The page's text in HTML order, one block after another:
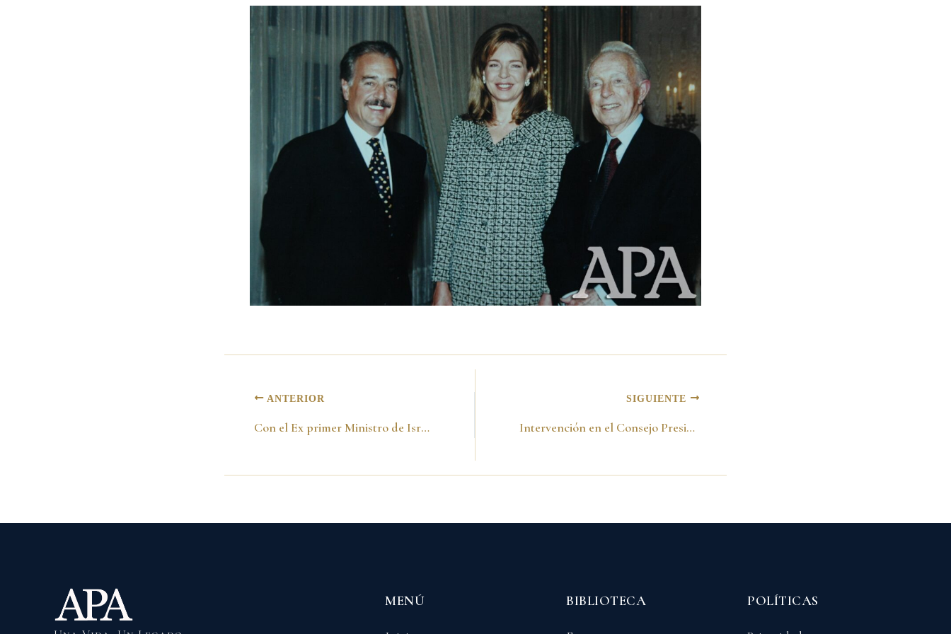
ANTERIOR
Con el Ex primer Ministro de Israel y Nobel de Paz Shimon Peres. Lima 28 de julio del 2001
SIGUIENTE
Intervención en el Consejo Presidencial Andino. Valencia-Venezuela 22 de junio del 2001
MENÚ BIBLIOTECA POLÍTICAS